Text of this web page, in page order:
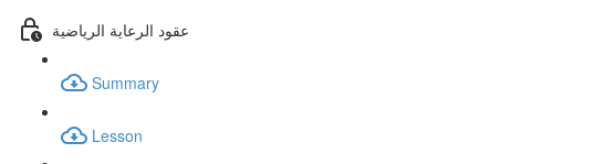
عقود الرعاية الرياضية
Summary
Lesson